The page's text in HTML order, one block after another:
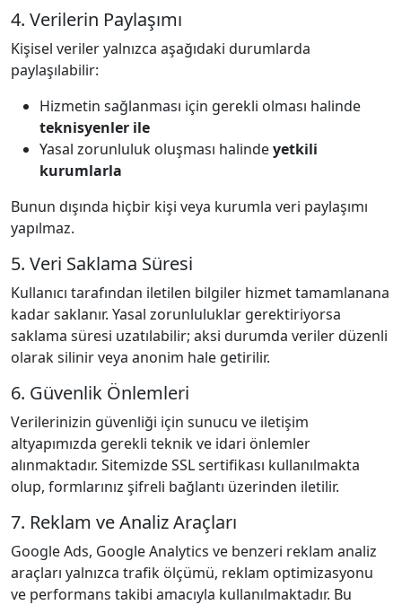
4. Verilerin Paylaşımı
Kişisel veriler yalnızca aşağıdaki durumlarda
paylaşılabilir:
Hizmetin sağlanması için gerekli olması halinde
teknisyenler ile
Yasal zorunluluk oluşması halindeyetkili
kurumlarla
Bunun dışında hiçbir kişi veya kurumla veri paylaşımı
yapılmaz.
5. Veri Saklama Süresi
Kullanıcı tarafından iletilen bilgiler hizmet tamamlanana
kadar saklanır. Yasal zorunluluklar gerektiriyorsa
saklama süresi uzatılabilir; aksi durumda veriler düzenli
olarak silinir veya anonim hale getirilir.
6. Güvenlik Önlemleri
Verilerinizin güvenliği için sunucu ve iletişim
altyapımızda gerekli teknik ve idari önlemler
alınmaktadır. Sitemizde SSL sertifikası kullanılmakta
olup, formlarınız şifreli bağlantı üzerinden iletilir.
7. Reklam ve Analiz Araçları
Google Ads, Google Analytics ve benzeri reklam analiz
araçları yalnızca trafik ölçümü, reklam optimizasyonu
ve performans takibi amacıyla kullanılmaktadır. Bu